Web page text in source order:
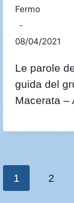
Fermo
08/04/2021
Le parole
guida del
Macerata –
1 2